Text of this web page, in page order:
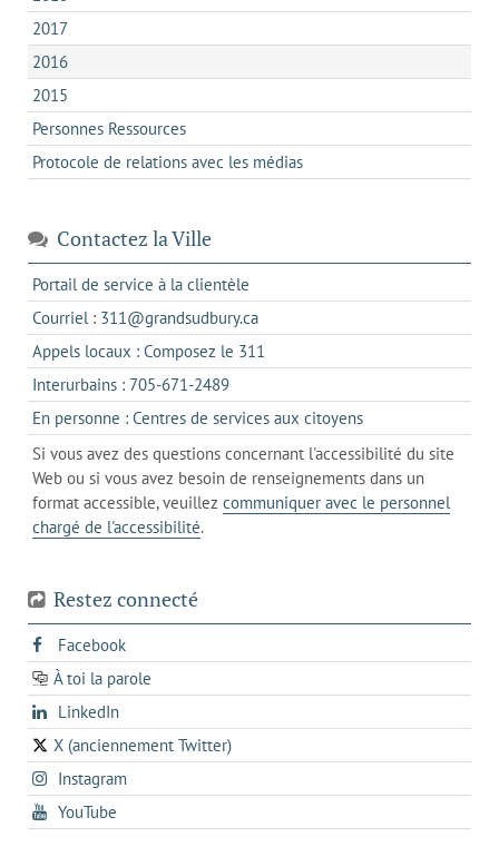
2017
2016
2015
Personnes Ressources
Protocole de relations avec les médias
Contactez la Ville
Portail de service à la clientèle
dans
un
nouvel
Courriel : 311@grandsudbury.cas'ouvre
dans
votre
de
messagerie
Appels locaux : Composez le 311
dans
un
client
de
votre
téléphone
Interurbains : 705-671-2489s'ouvre
dans
un
client
de
votre
En personne : Centres de services aux citoyenss'ouvre
dans
l'onglet
actuel
Si vous avez des questions concernant l'accessibilité du site
Web ou si vous avez besoin de renseignements dans un
format accessible, veuillez communiquer avec le personnel
chargé de l'accessibilité.
Restez connecté
Facebooks'ouvre
dans
un
onglet
À toi la parole
opens
in
a
new
tab
LinkedInopens
in
a
new
X (anciennement Twitter)
s'ouvre
dans
un
nouvel
Instagrams'ouvre
dans
un
YouTube
dans